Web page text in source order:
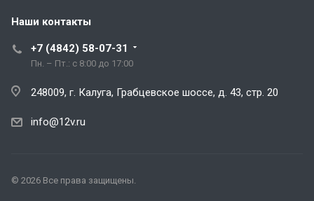
Наши контакты
+7 (4842) 58-07-31
Пн. – Пт.: с 8:00 до 17:00
248009, г. Калуга, Грабцевское шоссе, д. 43, стр. 20
info@12v.ru
© 2026 Все права защищены.